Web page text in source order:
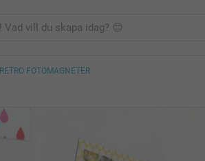
RETRO FOTOMAGNETER